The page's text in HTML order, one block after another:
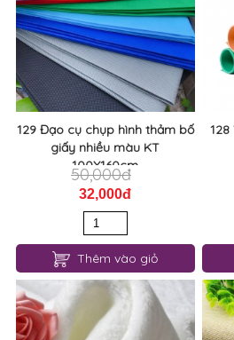
129 Đạo cụ chụp hình thảm bố
giấy nhiều màu KT
100X160cm
50,000đ
32,000đ
Thêm vào giỏ